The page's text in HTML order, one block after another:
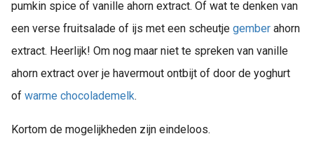
pumkin spice of vanille ahorn extract. Of wat te denken van
een verse fruitsalade of ijs met een scheutje gember ahorn
extract. Heerlijk! Om nog maar niet te spreken van vanille
ahorn extract over je havermout ontbijt of door de yoghurt
of warme chocolademelk.
Kortom de mogelijkheden zijn eindeloos.